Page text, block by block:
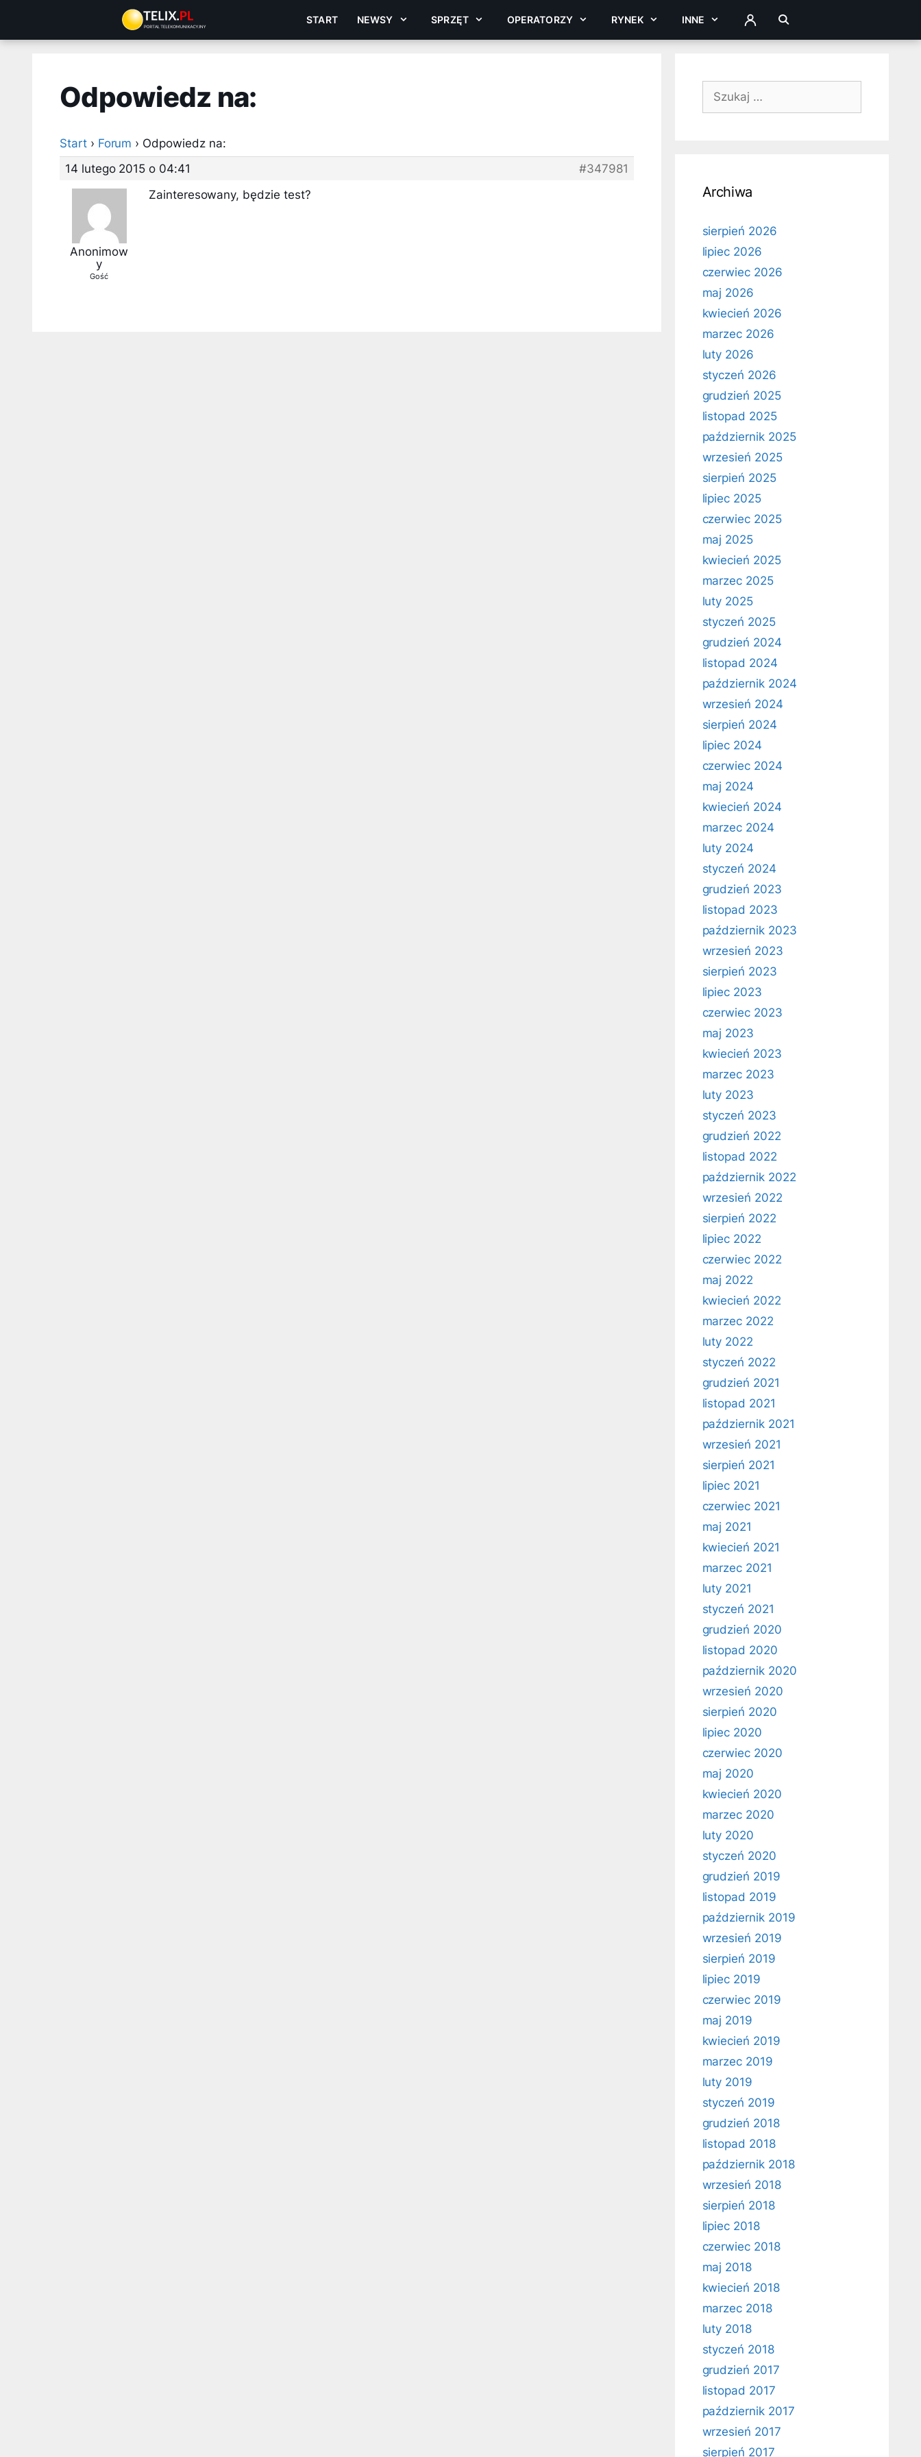
treści
START NEWSY SPRZĘT OPERATORZY RYNEK INNE ZALOGUJ
Odpowiedz na:
Start › Forum › Odpowiedz na:
14 lutego 2015 o 04:41
#347981
Anonimow
y
Gość
Zainteresowany, będzie test?
Szukaj:
Archiwa
sierpień 2026
lipiec 2026
czerwiec 2026
maj 2026
kwiecień 2026
marzec 2026
luty 2026
styczeń 2026
grudzień 2025
listopad 2025
październik 2025
wrzesień 2025
sierpień 2025
lipiec 2025
czerwiec 2025
maj 2025
kwiecień 2025
marzec 2025
luty 2025
styczeń 2025
grudzień 2024
listopad 2024
październik 2024
wrzesień 2024
sierpień 2024
lipiec 2024
czerwiec 2024
maj 2024
kwiecień 2024
marzec 2024
luty 2024
styczeń 2024
grudzień 2023
listopad 2023
październik 2023
wrzesień 2023
sierpień 2023
lipiec 2023
czerwiec 2023
maj 2023
kwiecień 2023
marzec 2023
luty 2023
styczeń 2023
grudzień 2022
listopad 2022
październik 2022
wrzesień 2022
sierpień 2022
lipiec 2022
czerwiec 2022
maj 2022
kwiecień 2022
marzec 2022
luty 2022
styczeń 2022
grudzień 2021
listopad 2021
październik 2021
wrzesień 2021
sierpień 2021
lipiec 2021
czerwiec 2021
maj 2021
kwiecień 2021
marzec 2021
luty 2021
styczeń 2021
grudzień 2020
listopad 2020
październik 2020
wrzesień 2020
sierpień 2020
lipiec 2020
czerwiec 2020
maj 2020
kwiecień 2020
marzec 2020
luty 2020
styczeń 2020
grudzień 2019
listopad 2019
październik 2019
wrzesień 2019
sierpień 2019
lipiec 2019
czerwiec 2019
maj 2019
kwiecień 2019
marzec 2019
luty 2019
styczeń 2019
grudzień 2018
listopad 2018
październik 2018
wrzesień 2018
sierpień 2018
lipiec 2018
czerwiec 2018
maj 2018
kwiecień 2018
marzec 2018
luty 2018
styczeń 2018
grudzień 2017
listopad 2017
październik 2017
wrzesień 2017
sierpień 2017